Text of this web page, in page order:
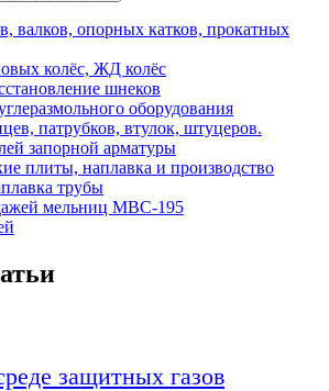
валков, опорных катков, прокатных
колёс, ЖД колёс
шнеков
оборудования
патрубков, втулок, штуцеров.
запорной арматуры
плиты, наплавка и производство
трубы
мельниц МВС-195
защитных газов